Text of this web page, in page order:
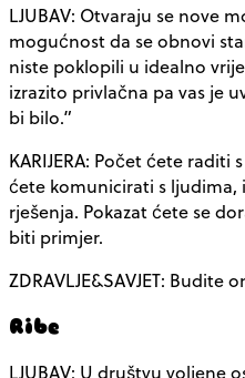
LJUBAV: Otvaraju se nove
mogućnost da se obnovi
niste poklopili u idealno
izrazito privlačna pa vas je
bi bilo.”
KARIJERA: Počet ćete
ćete komunicirati s ljudima,
rješenja. Pokazat ćete se
biti primjer.
ZDRAVLJE&SAVJET: Budite
Ribe
LJUBAV: U društvu voljene